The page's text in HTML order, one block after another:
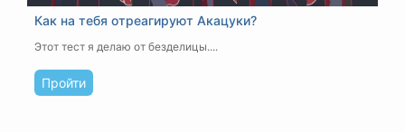
Как на тебя отреагируют Акацуки?
Этот тест я делаю от безделицы....
Пройти